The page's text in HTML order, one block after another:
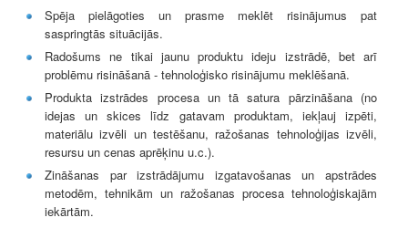
Spēja pielāgoties un prasme meklēt risinājumus pat
saspringtās situācijās.
Radošums ne tikai jaunu produktu ideju izstrādē, bet arī
problēmu risināšanā - tehnoloģisko risinājumu meklēšanā.
Produkta izstrādes procesa un tā satura pārzināšana (no
idejas un skices līdz gatavam produktam, iekļauj izpēti,
materiālu izvēli un testēšanu, ražošanas tehnoloģijas izvēli,
resursu un cenas aprēķinu u.c.).
Zināšanas par izstrādājumu izgatavošanas un apstrādes
metodēm, tehnikām un ražošanas procesa tehnoloģiskajām
iekārtām.